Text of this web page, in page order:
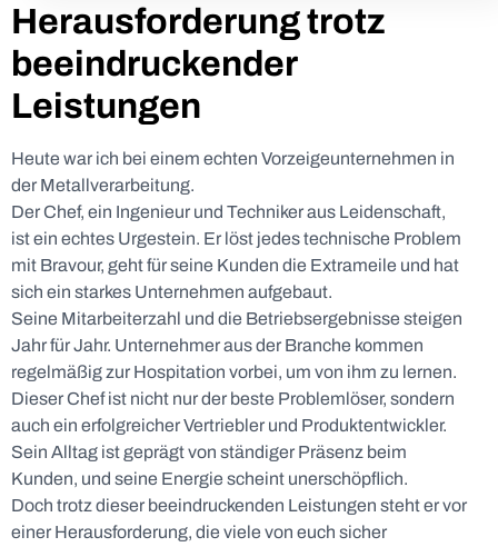
Herausforderung trotz
beeindruckender
Leistungen
Heute war ich bei einem echten Vorzeigeunternehmen in
der Metallverarbeitung.
Der Chef, ein Ingenieur und Techniker aus Leidenschaft,
ist ein echtes Urgestein. Er löst jedes technische Problem
mit Bravour, geht für seine Kunden die Extrameile und hat
sich ein starkes Unternehmen aufgebaut.
Seine Mitarbeiterzahl und die Betriebsergebnisse steigen
Jahr für Jahr. Unternehmer aus der Branche kommen
regelmäßig zur Hospitation vorbei, um von ihm zu lernen.
Dieser Chef ist nicht nur der beste Problemlöser, sondern
auch ein erfolgreicher Vertriebler und Produktentwickler.
Sein Alltag ist geprägt von ständiger Präsenz beim
Kunden, und seine Energie scheint unerschöpflich.
Doch trotz dieser beeindruckenden Leistungen steht er vor
einer Herausforderung, die viele von euch sicher